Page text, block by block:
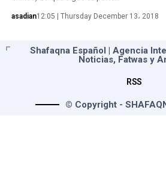
asadian12:05 | Thursday December 13، 2018
Shafaqna Español | Agencia
Noticias, Fatwas y
RSS
© Copyright -